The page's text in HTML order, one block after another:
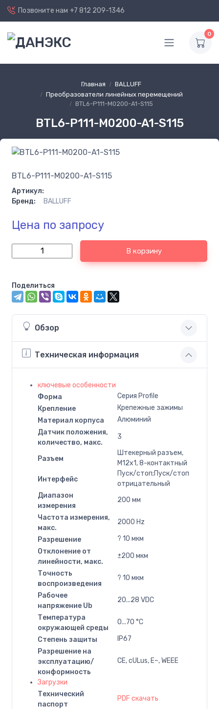
Позвоните нам +7 812 209-1346
0
Главная
BALLUFF
Преобразователи линейных перемещений
BTL6-P111-M0200-A1-S115
BTL6-P111-M0200-A1-S115
BTL6-P111-M0200-A1-S115
Артикул:
Бренд:
BALLUFF
Цена по запросу
В корзину
Поделиться
Обзор
Техническая информация
ключевые особенности
Форма
Серия Profile
Крепление
Крепежные зажимы
Материал корпуса
Алюминий
Датчик положения,
количество, макс.
3
Разъем
Штекерный разъем,
M12x1, 8-контактный
Интерфейс
Пуск/стоп;Пуск/стоп
отрицательный
Диапазон
измерения
200 мм
Частота измерения,
макс.
2000 Hz
Разрешение
? 10 мкм
Отклонение от
линейности, макс.
±200 мкм
Точность
воспроизведения
? 10 мкм
Рабочее
напряжение Ub
20...28 VDC
Температура
окружающей среды
0...70 °C
Степень защиты
IP67
Разрешение на
эксплуатацию/
конформность
CE, cULus, E~, WEEE
Загрузки
Технический
паспорт
PDF скачать